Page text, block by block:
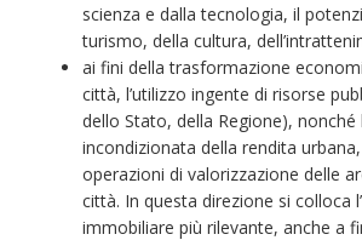
scienza e dalla tecnologia, il
turismo, della cultura,
ai fini della trasformazione
città, l’utilizzo ingente di risorse
dello Stato, della Regione), nonché
incondizionata della rendita
operazioni di valorizzazione delle
città. In questa direzione si colloca
immobiliare più rilevante, anche a